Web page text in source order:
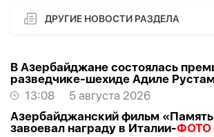
ДРУГИЕ НОВОСТИ РАЗДЕЛА
В Азербайджане состоялась
разведчике-шехиде Адиле
13:08
5 августа 2026
Азербайджанский фильм
завоевал награду в Италии-ФОТО